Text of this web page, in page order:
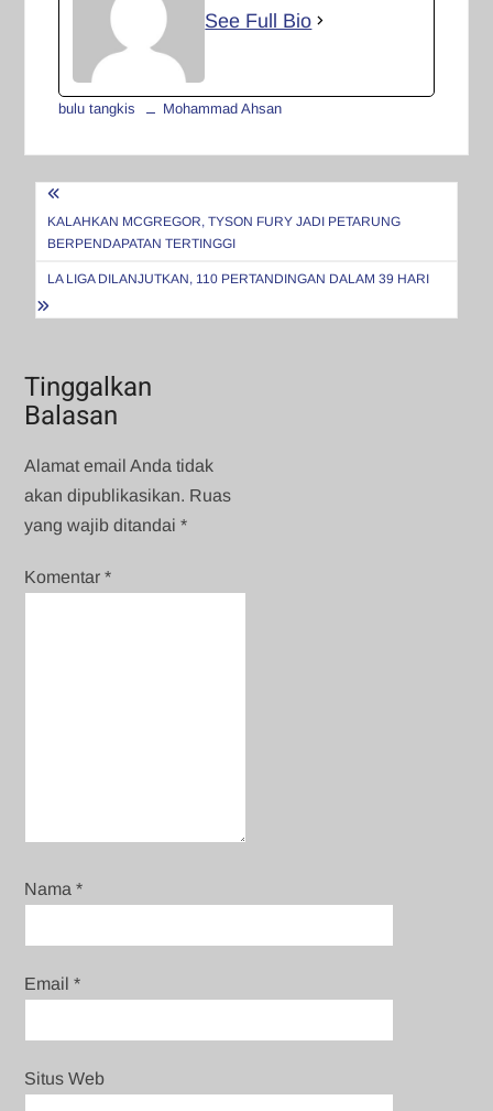
See Full Bio
bulu tangkis Mohammad Ahsan
Navigasi
pos
KALAHKAN MCGREGOR, TYSON FURY JADI PETARUNG
BERPENDAPATAN TERTINGGI
LA LIGA DILANJUTKAN, 110 PERTANDINGAN DALAM 39 HARI
Tinggalkan
Balasan
Alamat email Anda tidak
akan dipublikasikan. Ruas
yang wajib ditandai*
Komentar*
Nama*
Email*
Situs Web